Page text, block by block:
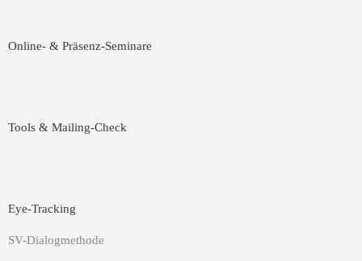
i
n
Online- & Präsenz-Seminare
Tools & Mailing-Check
Eye-Tracking
SV-Dialogmethode